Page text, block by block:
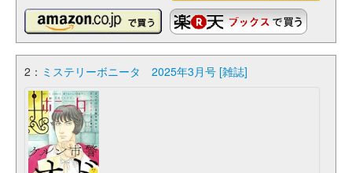
2： ミステリーボニータ 2025年3月号 [雑誌]